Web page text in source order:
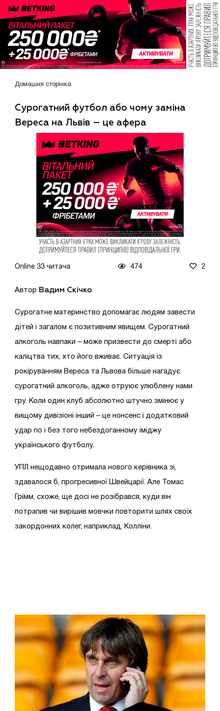
Домашня сторінка
Сурогатний футбол або чому заміна
Вереса на Львів – це афера
Online 33 читача 474 2
Автор Вадим Скічко
Сурогатне материнство допомагає людям завести
дітей і загалом є позитивним явищем. Сурогатний
алкоголь навпаки – може призвести до смерті або
каліцтва тих, хто його вживає. Ситуація із
рокіруванням Вереса та Львова більше нагадує
сурогатний алкоголь, адже отруює улюблену нами
гру. Коли один клуб абсолютно штучно змінює у
вищому дивізіоні інший – це нонсенс і додатковий
удар по і без того небездоганному іміджу
українського футболу.
УПЛ нещодавно отримала нового керівника зі,
здавалося б, прогресивної Швейцарії. Але Томас
Грімм, схоже, ще досі не розібрався, куди він
потрапив чи вирішив мовчки повторити шлях своїх
закордонних колег, наприклад, Колліни.